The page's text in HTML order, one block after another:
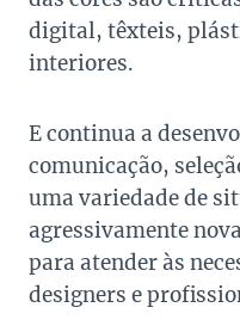
digital, têxteis,
interiores.
E continua a
comunicação,
uma variedade de
agressivamente
para atender às
designers e